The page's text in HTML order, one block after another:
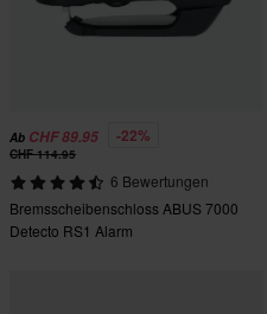
Ab CHF 89.95 -22%
CHF 114.95
6 Bewertungen
Bremsscheibenschloss ABUS 7000
Detecto RS1 Alarm